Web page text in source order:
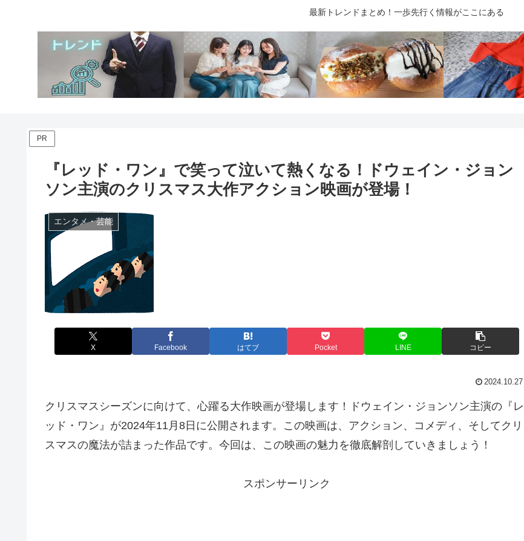
最新トレンドまとめ！一歩先行く情報がここにある
PR
『レッド・ワン』で笑って泣いて熱くなる！ドウェイン・ジョン
ソン主演のクリスマス大作アクション映画が登場！
エンタメ・芸能
X Facebook はてブ Pocket LINE コピー
2024.10.27
クリスマスシーズンに向けて、心躍る大作映画が登場します！ドウェイン・ジョンソン主演の『レ
ッド・ワン』が2024年11月8日に公開されます。この映画は、アクション、コメディ、そしてクリ
スマスの魔法が詰まった作品です。今回は、この映画の魅力を徹底解剖していきましょう！
スポンサーリンク